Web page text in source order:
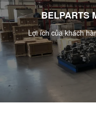
BELPARTS
Lợi ích của khách